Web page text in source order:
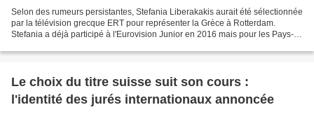
Selon des rumeurs persistantes, Stefania Liberakakis aurait été sélectionnée
par la télévision grecque ERT pour représenter la Grèce à Rotterdam.
Stefania a déjà participé à l'Eurovision Junior en 2016 mais pour les Pays-
Le choix du titre suisse suit son cours :
l'identité des jurés internationaux annoncée